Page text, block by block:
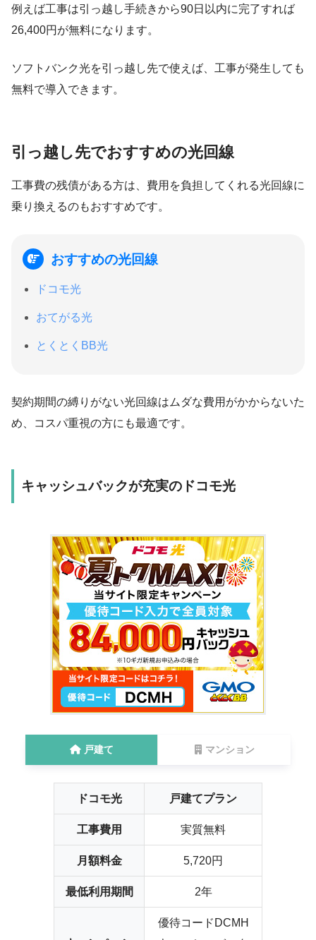
例えば工事は引っ越し手続きから90日以内に完了すれば
26,400円が無料になります。
ソフトバンク光を引っ越し先で使えば、工事が発生しても
無料で導入できます。
引っ越し先でおすすめの光回線
工事費の残債がある方は、費用を負担してくれる光回線に
乗り換えるのもおすすめです。
おすすめの光回線
ドコモ光
おてがる光
とくとくBB光
契約期間の縛りがない光回線はムダな費用がかからないた
め、コスパ重視の方にも最適です。
キャッシュバックが充実のドコモ光
戸建て マンション
ドコモ光 戸建てプラン
工事費用 実質無料
月額料金 5,720円
最低利用期間 2年
優待コードDCMH